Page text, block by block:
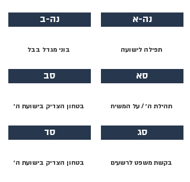
נה-א
תפילה לישועה
סא
תהילת ה׳ / על המשיח
סג
בקשת משפט לרשעים
נה-ב
בוני מגדל בבל
סב
בטחון הצדיק בישועת ה׳
סד
בטחון הצדיק בישועת ה׳